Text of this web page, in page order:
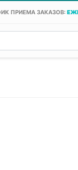
ПРИЕМА ЗАКАЗОВ: